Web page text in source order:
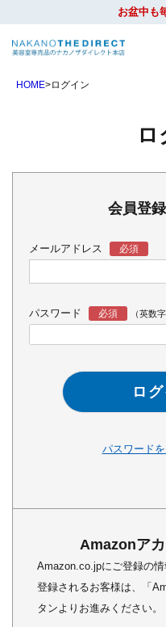
お盆中も
HOME ログイン
ロ
会員登
メールアドレス
パスワード
ロ
パスワード
Amazonア
Amazon.co.jpにご登録の
登録されるお客様は、「
タンよりお進みください。